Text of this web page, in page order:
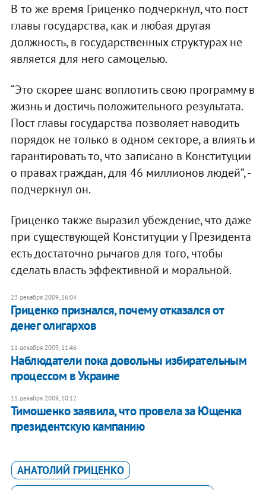
В то же время Гриценко подчеркнул, что пост
главы государства, как и любая другая
должность, в государственных структурах не
является для него самоцелью.
“Это скорее шанс воплотить свою программу в
жизнь и достичь положительного результата.
Пост главы государства позволяет наводить
порядок не только в одном секторе, а влиять и
гарантировать то, что записано в Конституции
о правах граждан, для 46 миллионов людей”, -
подчеркнул он.
Гриценко также выразил убеждение, что даже
при существующей Конституции у Президента
есть достаточно рычагов для того, чтобы
сделать власть эффективной и моральной.
23 декабря 2009, 16:04
Гриценко признался, почему отказался от
денег олигархов
11 декабря 2009, 11:46
Наблюдатели пока довольны избирательным
процессом в Украине
11 декабря 2009, 10:12
Тимошенко заявила, что провела за Ющенка
президентскую кампанию
АНАТОЛИЙ ГРИЦЕНКО